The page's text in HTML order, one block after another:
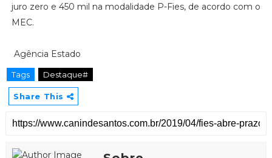
juro zero e 450 mil na modalidade P-Fies, de acordo com o
MEC.
Agência Estado
Tags Destaque#
Share This